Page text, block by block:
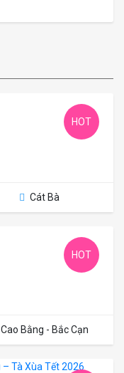
HOT
Cát Bà
HOT
Cao Bằng - Bắc Cạn